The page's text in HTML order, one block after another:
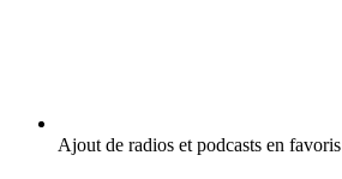
Ajout de radios et podcasts en favoris